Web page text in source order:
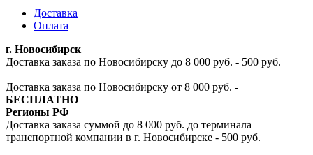
Доставка
Оплата
г. Новосибирск
Доставка заказа по Новосибирску до 8 000 руб. - 500 руб.
Доставка заказа по Новосибирску от 8 000 руб. -
БЕСПЛАТНО
Регионы РФ
Доставка заказа суммой до 8 000 руб. до терминала
транспортной компании в г. Новосибирске - 500 руб.